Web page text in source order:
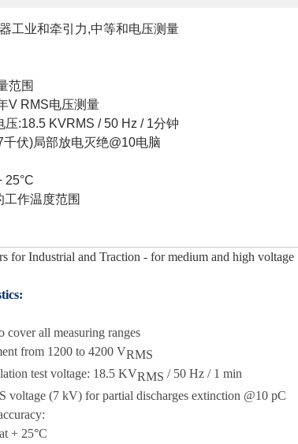
工业和牵引力,中等和电压测量
范围
V RMS电压测量
压:18.5 KVRMS / 50 Hz / 1分钟
伏)局部放电灭绝@10电脑
25°C
工作温度范围
for Industrial and Traction - for medium and high voltage
cover all measuring ranges
from 1200 to 4200 VRMS
test voltage: 18.5 KVRMS / 50 Hz / 1 min
voltage (7 kV) for partial discharges extinction @10 pC
+ 25°C